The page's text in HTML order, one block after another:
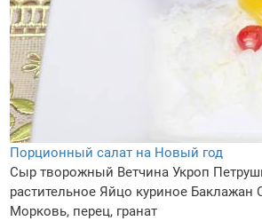
Порционный салат на Новый год
Сыр творожный Ветчина Укроп
растительное Яйцо куриное Баклажан
Морковь, перец, гранат